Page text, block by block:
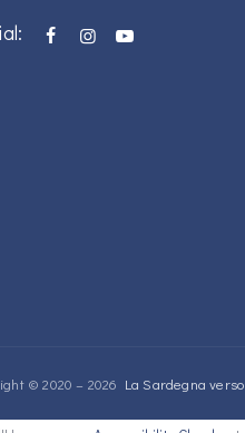
© 2020 – 2026 La Sardegna